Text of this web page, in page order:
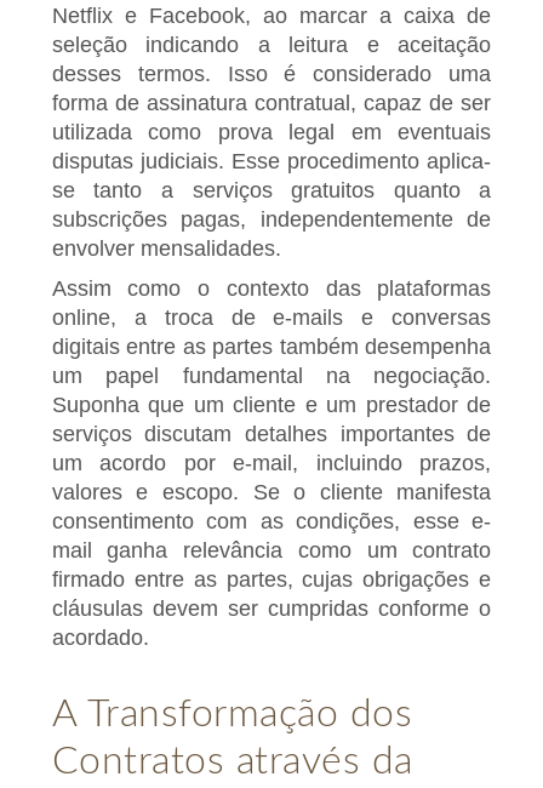
Netflix e Facebook, ao marcar a caixa de
seleção indicando a leitura e aceitação
desses termos. Isso é considerado uma
forma de assinatura contratual, capaz de ser
utilizada como prova legal em eventuais
disputas judiciais. Esse procedimento aplica-
se tanto a serviços gratuitos quanto a
subscrições pagas, independentemente de
envolver mensalidades.
Assim como o contexto das plataformas
online, a troca de e-mails e conversas
digitais entre as partes também desempenha
um papel fundamental na negociação.
Suponha que um cliente e um prestador de
serviços discutam detalhes importantes de
um acordo por e-mail, incluindo prazos,
valores e escopo. Se o cliente manifesta
consentimento com as condições, esse e-
mail ganha relevância como um contrato
firmado entre as partes, cujas obrigações e
cláusulas devem ser cumpridas conforme o
acordado.
A Transformação dos
Contratos através da